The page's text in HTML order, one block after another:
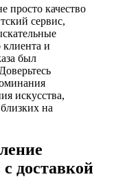
просто качество
сервис,
и
был
искусства,
на
доставкой